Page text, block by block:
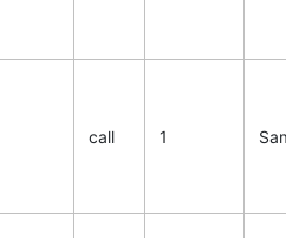
call 1